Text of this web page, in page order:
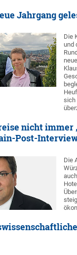
Jahrgang
Die
und
sich
nicht immer
Post-
Die